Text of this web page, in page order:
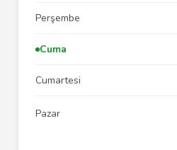
Perşembe
Cuma
Cumartesi
Pazar